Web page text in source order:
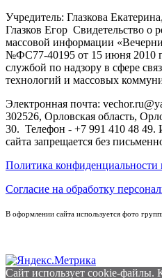
Учредитель: Глазкова
Глазков Егор Свидетельство о
массовой информации
№ФС77-40195 от 15 июня 2010
службой по надзору в сфере
технологий и массовых
Электронная почта:
302526, Орловская область,
30. Телефон - +7 991 410 48 49.
сайта запрещается без
Политика конфиденциальности
Согласие на обработку
В оформлении сайта используется фото
Сайт использует cookie-файлы.